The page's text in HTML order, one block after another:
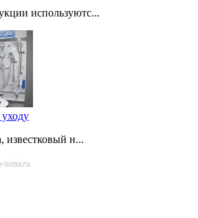
используютс...
известковый н...